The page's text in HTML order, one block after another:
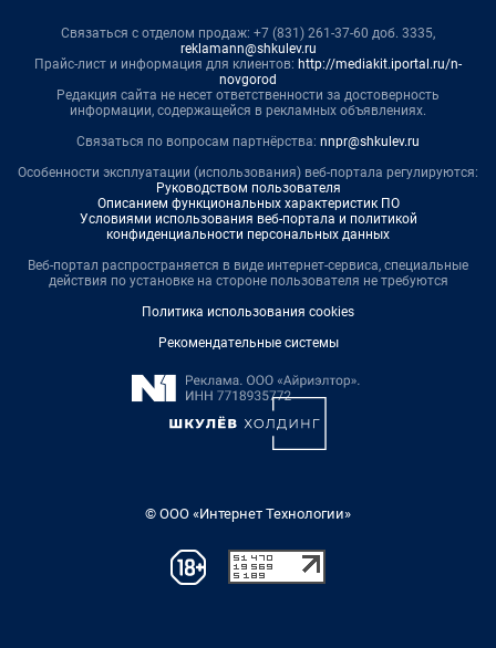
Связаться с отделом продаж: +7 (831) 261-37-60 доб. 3335,
reklamann@shkulev.ru
Прайс-лист и информация для клиентов: http://mediakit.iportal.ru/n-
novgorod
Редакция сайта не несет ответственности за достоверность
информации, содержащейся в рекламных объявлениях.
Связаться по вопросам партнёрства: nnpr@shkulev.ru
Особенности эксплуатации (использования) веб-портала регулируются:
Руководством пользователя
Описанием функциональных характеристик ПО
Условиями использования веб-портала и политикой
конфиденциальности персональных данных
Веб-портал распространяется в виде интернет-сервиса, специальные
действия по установке на стороне пользователя не требуются
Политика использования cookies
Рекомендательные системы
© ООО «Интернет Технологии»